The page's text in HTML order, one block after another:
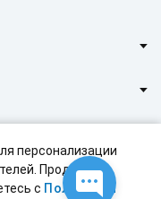
персонализации
Продолжая
с Политикой